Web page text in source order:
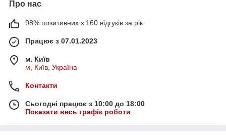
Про нас
98% позитивних з 160 відгуків за рік
Працює з 07.01.2023
м. Київ
м, Київ, Україна
Контакти
Сьогодні працює з 10:00 до 18:00
Показати весь графік роботи